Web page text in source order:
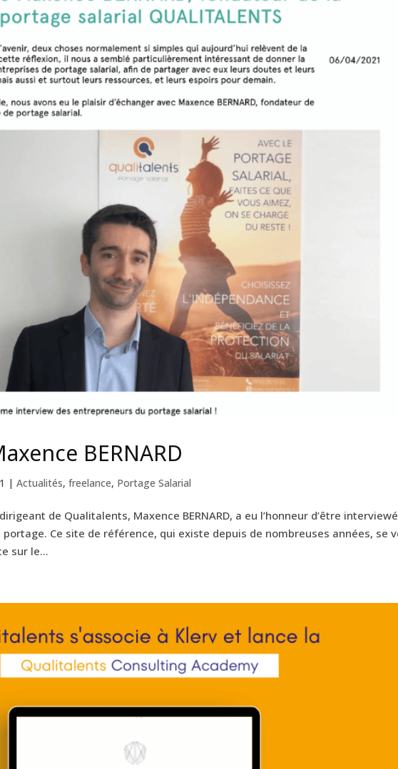
BERNARD
|Actualités,freelance, Portage Salarial
de Qualitalents, Maxence BERNARD, a eu l’honneur d’être interviewé
Ce site de référence, qui existe depuis de nombreuses années, se
sur le...